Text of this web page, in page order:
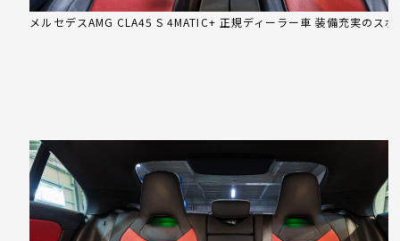
メルセデスAMG CLA45 S 4MATIC+ 正規ディーラー車 装備充実のス